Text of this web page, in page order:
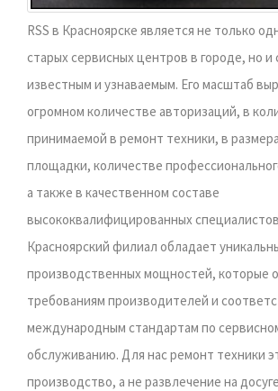
RSS в Красноярске является не только
старых сервисных центров в городе, но и
известным и узнаваемым. Его масштаб
огромном количестве авторизаций, в
принимаемой в ремонт техники, в
площадки, количестве
а также в качественном составе
высококвалифицированных
Красноярский филиал обладает
производственных мощностей, которые
требованиям производителей и
международным стандартам по
обслуживанию. Для нас ремонт техники
производство, а не развлечение на